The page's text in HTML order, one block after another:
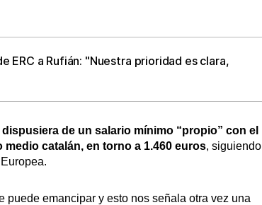
ERC a Rufián: "Nuestra prioridad es clara,
de un salario mínimo “propio” con el
catalán, en torno a 1.460 euros, siguiendo
puede emancipar y esto nos señala otra vez una